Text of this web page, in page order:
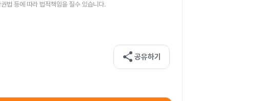
법 등에 따라 법적책임을 질수 있습니다.
share 공유하기